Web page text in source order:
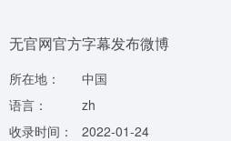
无官网官方字幕发布微博
所在地：
中国
语言：
zh
收录时间：
2022-01-24